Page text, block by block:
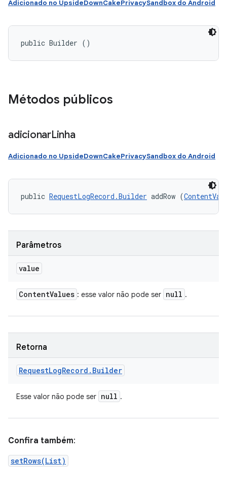
Adicionado no UpsideDownCakePrivacySandbox do Android
public Builder ()
Métodos públicos
adicionarLinha
Adicionado no UpsideDownCakePrivacySandbox do Android
public RequestLogRecord.Builder addRow (
Parâmetros
value
ContentValues : esse valor não pode ser null .
Retorna
RequestLogRecord . Builder
Esse valor não pode ser null .
Confira também:
setRows(List)